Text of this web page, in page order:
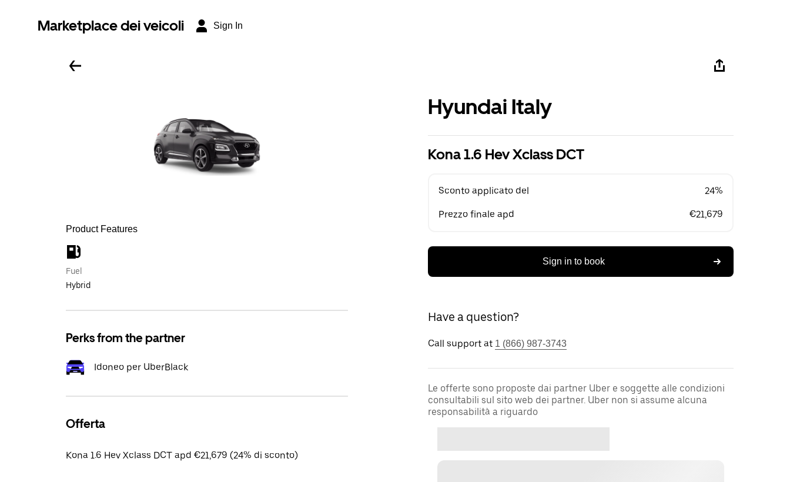
Marketplace dei veicoli Sign In
Product Features
Fuel
Hybrid
Perks from the partner
Idoneo per UberBlack
Offerta
Kona 1.6 Hev Xclass DCT apd €21,679 (24% di sconto)
Hyundai Italy
Kona 1.6 Hev Xclass DCT
Sconto applicato del 24%
Prezzo finale apd €21,679
Sign in to book
Have a question?
Call support at 1 (866) 987-3743
Le offerte sono proposte dai partner Uber e soggette alle condizioni
consultabili sul sito web dei partner. Uber non si assume alcuna
responsabilità a riguardo